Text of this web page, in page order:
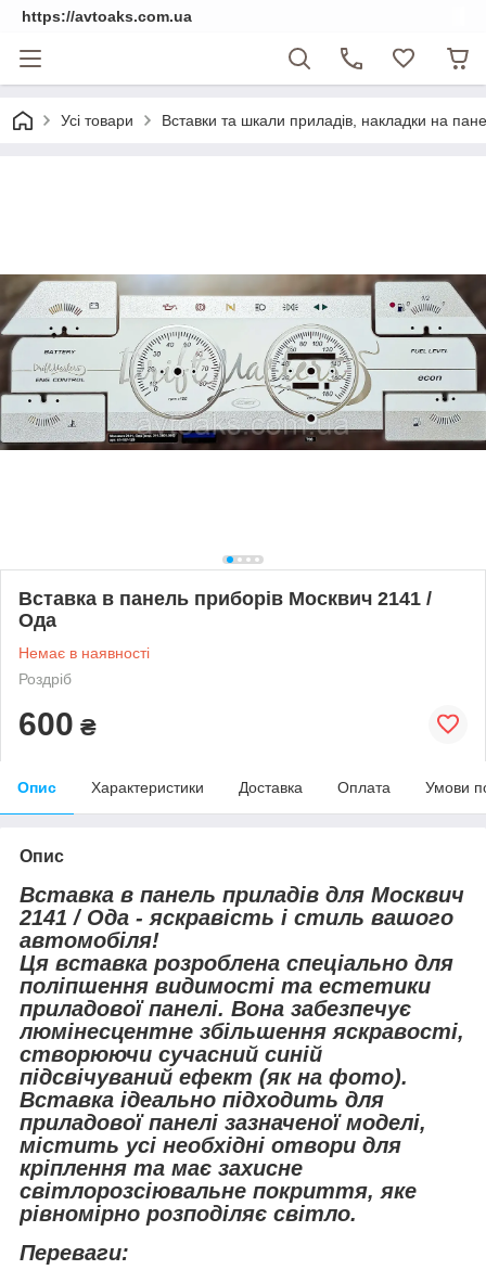
https://avtoaks.com.ua
Усі товари Вставки та шкали приладів, накладки на
Вставка в панель приборів Москвич 2141 /
Ода
Немає в наявності
Роздріб
600 ₴
Опис Характеристики Доставка Оплата Умови
Опис
Вставка в панель приладів для Москвич
2141 / Ода - яскравість і стиль вашого
автомобіля!
Ця вставка розроблена спеціально для
поліпшення видимості та естетики
приладової панелі. Вона забезпечує
люмінесцентне збільшення яскравості,
створюючи сучасний синій
підсвічуваний ефект (як на фото).
Вставка ідеально підходить для
приладової панелі зазначеної моделі,
містить усі необхідні отвори для
кріплення та має захисне
світлорозсіювальне покриття, яке
рівномірно розподіляє світло.
Переваги: